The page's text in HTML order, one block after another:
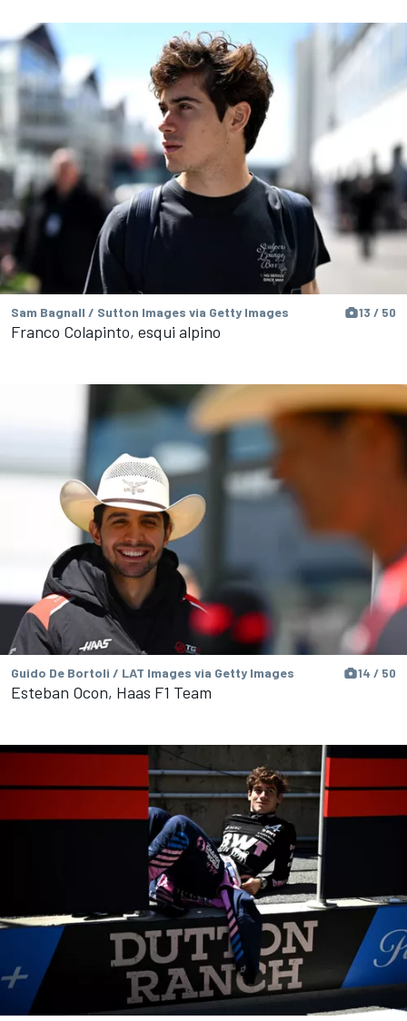
Sam Bagnall / Sutton Images via Getty Images 13 / 50
Franco Colapinto, esqui alpino
Guido De Bortoli / LAT Images via Getty Images 14 / 50
Esteban Ocon, Haas F1 Team